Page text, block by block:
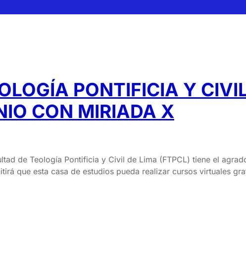
PONTIFICIA Y
CON MIRIADA X
de Teología Pontificia y Civil de Lima (FTPCL) tiene el
que esta casa de estudios pueda realizar cursos virtuales